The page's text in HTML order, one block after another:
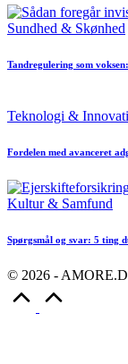
Posted
Sundhed & Skønhed
Tandregulering som
Posted
Teknologi &
Fordelen med avanceret
Posted
Kultur & Samfund
Spørgsmål og svar: 5 ting
© 2026 -